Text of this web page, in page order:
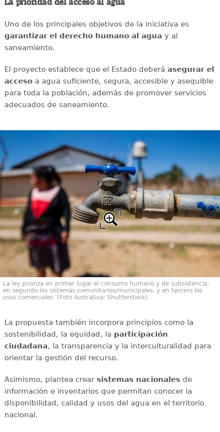
La prioridad del acceso al agua
Uno de los principales objetivos de la iniciativa es
garantizar el derecho humano al agua y al
saneamiento.
El proyecto establece que el Estado deberá asegurar el
accesoa agua suficiente, segura, accesible y asequible
para toda la población, además de promover servicios
adecuados de saneamiento.
La ley prioriza en primer lugar el consumo humano y de subsistencia,
en segundo los sistemas comunitarios/municipales, y en tercero los
usos comerciales. (Foto ilustrativa: Shutterstock)
La propuesta también incorpora principios como la
sostenibilidad, la equidad, la participación
ciudadana, la transparencia y la interculturalidad para
orientar la gestión del recurso.
Asimismo, plantea crear sistemas nacionalesde
información e inventarios que permitan conocer la
disponibilidad, calidad y usos del agua en el territorio
nacional.